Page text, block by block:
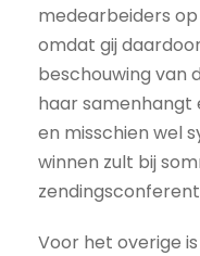
medearbeiders
omdat gij
beschouwing van
haar samenhangt
en misschien wel
winnen zult bij
Voor het overige